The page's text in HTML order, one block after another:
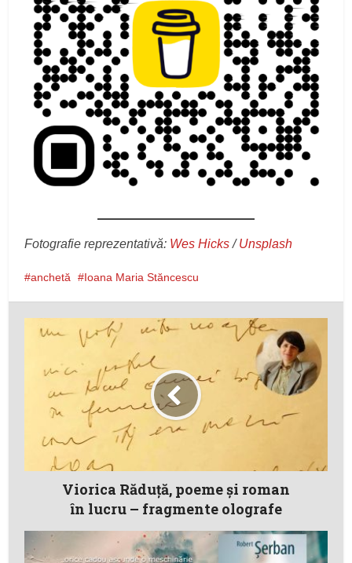
Fotografie reprezentativă: Wes Hicks/Unsplash
anchetă Ioana Maria Stăncescu
Viorica Răduţă, poeme şi roman
în lucru – fragmente olografe